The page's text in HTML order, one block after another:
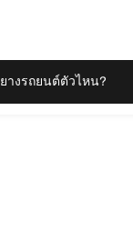
ยางรถยนต์ตัวไหน?